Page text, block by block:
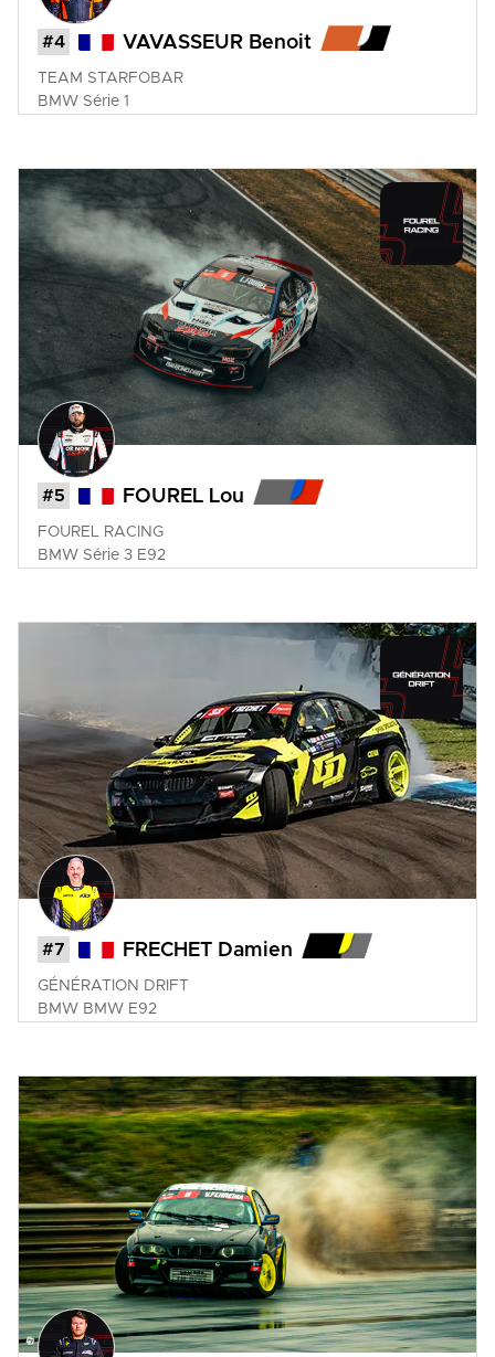
#4 VAVASSEUR Benoit
TEAM STARFOBAR
BMW Série 1
#5 FOUREL Lou
FOUREL RACING
BMW Série 3 E92
#7 FRECHET Damien
GÉNÉRATION DRIFT
BMW BMW E92